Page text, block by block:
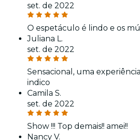
set. de 2022
O espetáculo é lindo e os
Juliana L.
set. de 2022
Sensacional, uma
indico
Camila S.
set. de 2022
Show !!! Top demais!! amei!!
Nancy V.